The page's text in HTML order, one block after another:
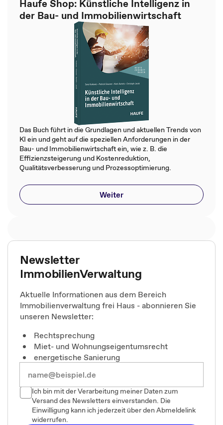
Haufe Shop: Künstliche Intelligenz in
der Bau- und Immobilienwirtschaft
Das Buch führt in die Grundlagen und aktuellen Trends von
KI ein und geht auf die speziellen Anforderungen in der
Bau- und Immobilienwirtschaft ein, wie z. B. die
Effizienzsteigerung und Kostenreduktion,
Qualitätsverbesserung und Prozessoptimierung.
Weiter
Newsletter
ImmobilienVerwaltung
Aktuelle Informationen aus dem Bereich
Immobilienverwaltung frei Haus - abonnieren Sie
unseren Newsletter:
Rechtsprechung
Miet- und Wohnungseigentumsrecht
energetische Sanierung
Ich bin mit der Verarbeitung meiner Daten zum
Versand des Newsletters einverstanden. Die
Einwilligung kann ich jederzeit über den Abmeldelink
widerrufen.